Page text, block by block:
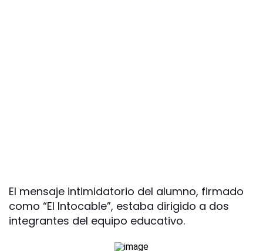
El mensaje intimidatorio del alumno, firmado
como “El Intocable”, estaba dirigido a dos
integrantes del equipo educativo.